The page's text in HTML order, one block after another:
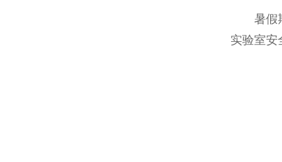
暑假期
实验室安